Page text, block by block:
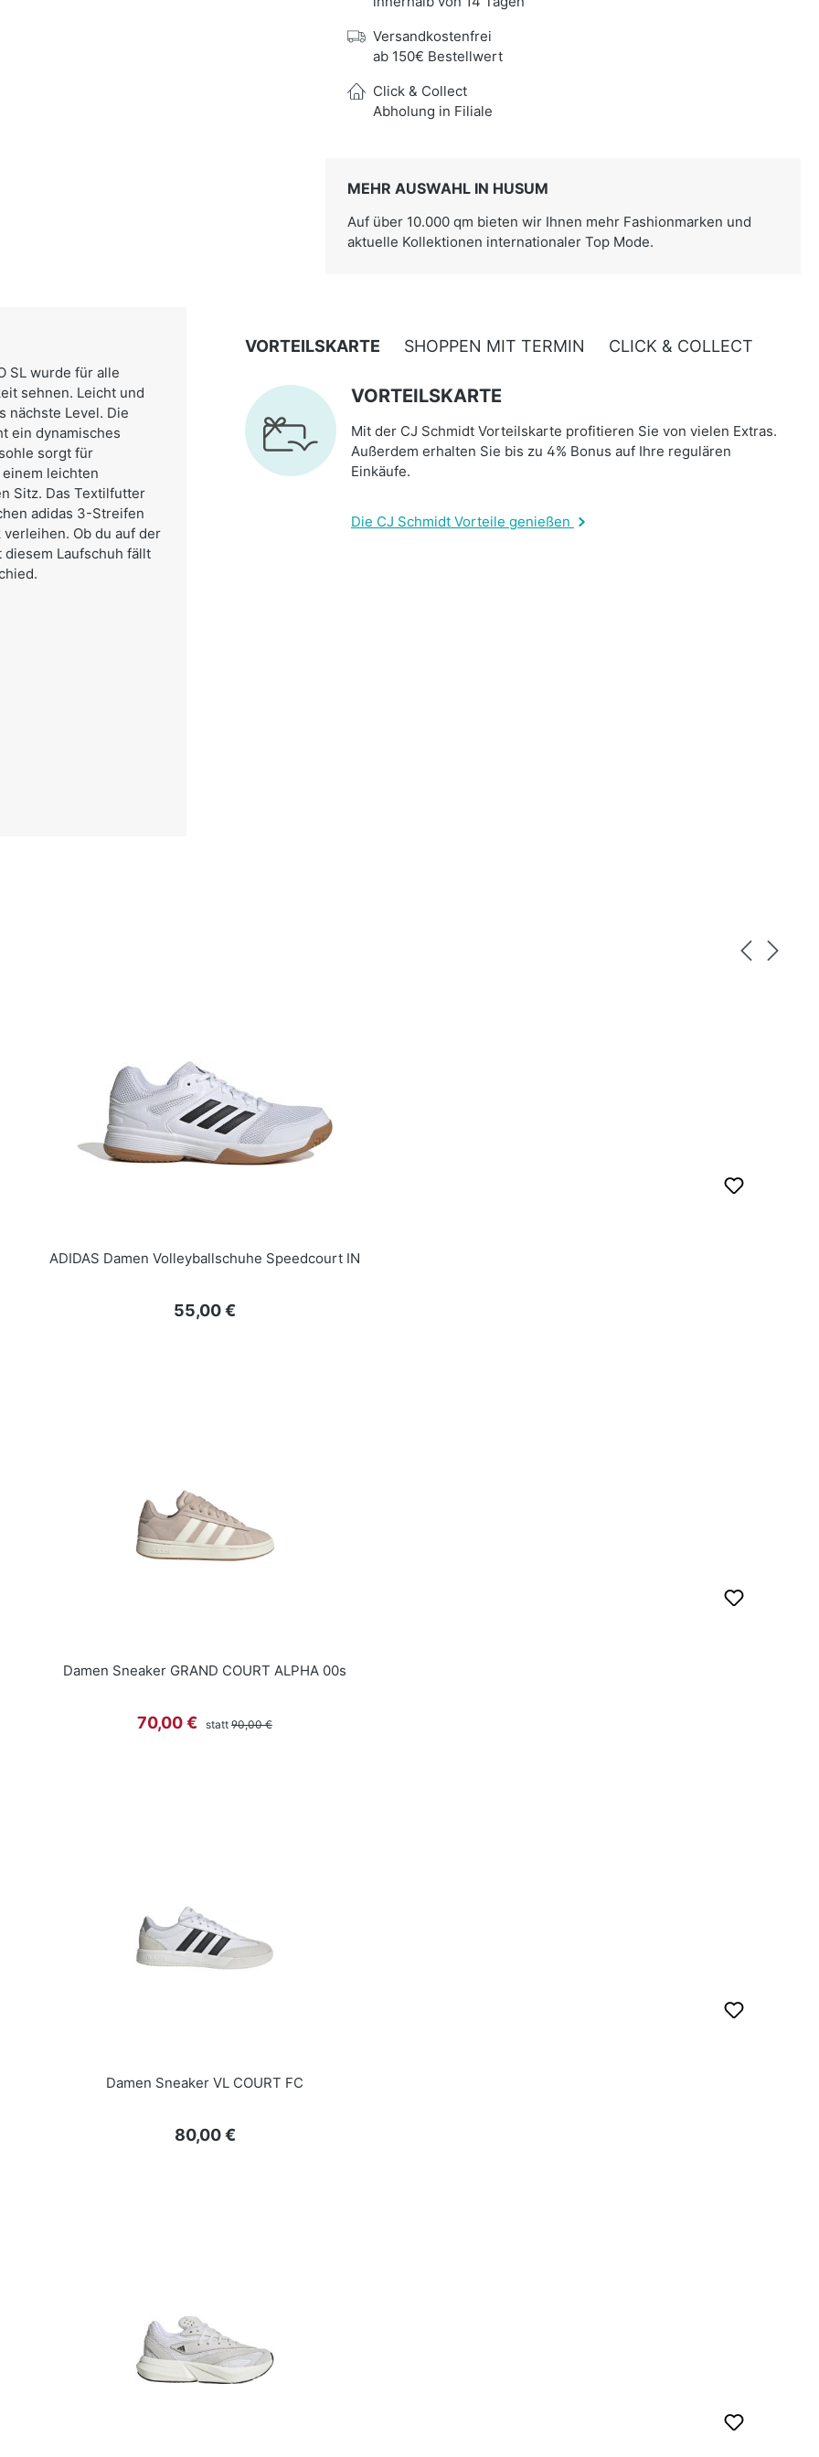
Versandkostenfrei
ab 150€ Bestellwert
Click & Collect
Abholung in Filiale
MEHR AUSWAHL IN HUSUM
Auf über 10.000 qm bieten wir Ihnen mehr Fashionmarken und
aktuelle Kollektionen internationaler Top Mode.
SL wurde für alle
sehnen. Leicht und
nächste Level. Die
ein dynamisches
sorgt für
leichten
Sitz. Das Textilfutter
adidas 3-Streifen
Ob du auf der
Laufschuh fällt
VORTEILSKARTE SHOPPEN MIT TERMIN CLICK & COLLECT
VORTEILSKARTE
Mit der CJ Schmidt Vorteilskarte profitieren Sie von vielen Extras.
Außerdem erhalten Sie bis zu 4% Bonus auf Ihre regulären
Einkäufe.
Die CJ Schmidt Vorteile genießen
ADIDAS Damen Volleyballschuhe Speedcourt IN
Regulärer Preis:
55,00 €
Damen Sneaker GRAND COURT ALPHA 00s
Verkaufspreis:
70,00 € statt Regulärer Preis:
90,00 €
Damen Sneaker VL COURT FC
Regulärer Preis:
80,00 €